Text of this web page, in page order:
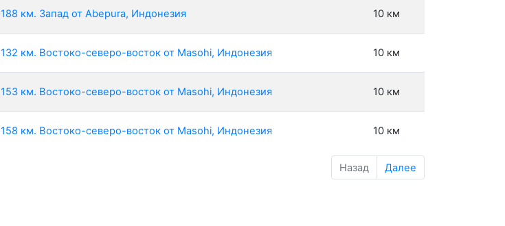
188 км. Запад от Abepura, Индонезия 10 км
132 км. Востоко-северо-восток от Masohi, Индонезия 10 км
153 км. Востоко-северо-восток от Masohi, Индонезия 10 км
158 км. Востоко-северо-восток от Masohi, Индонезия 10 км
Назад Далее